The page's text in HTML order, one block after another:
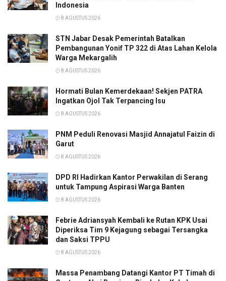
Indonesia
8 AGUSTUS 2026
STN Jabar Desak Pemerintah Batalkan
Pembangunan Yonif TP 322 di Atas Lahan Kelola
Warga Mekargalih
8 AGUSTUS 2026
Hormati Bulan Kemerdekaan! Sekjen PATRA
Ingatkan Ojol Tak Terpancing Isu
8 AGUSTUS 2026
PNM Peduli Renovasi Masjid Annajatul Faizin di
Garut
8 AGUSTUS 2026
DPD RI Hadirkan Kantor Perwakilan di Serang
untuk Tampung Aspirasi Warga Banten
8 AGUSTUS 2026
Febrie Adriansyah Kembali ke Rutan KPK Usai
Diperiksa Tim 9 Kejagung sebagai Tersangka
dan Saksi TPPU
8 AGUSTUS 2026
Massa Penambang Datangi Kantor PT Timah di